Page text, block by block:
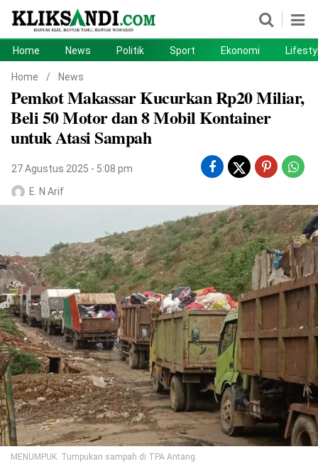
Politik Sport
Ekonomi Lifestyle
Teknologi
©
Copyright
2026
Klik
Sandi
-
All
right
reserved
Home News Politik Sport Ekonomi
Home / News
Pemkot Makassar Kucurkan Rp20 Miliar,
Beli 50 Motor dan 8 Mobil Kontainer
untuk Atasi Sampah
27 Agustus 2025 - 5:08 pm
E. N Arif
MENUMPUK. Tumpukan sampah di TPA Antang.